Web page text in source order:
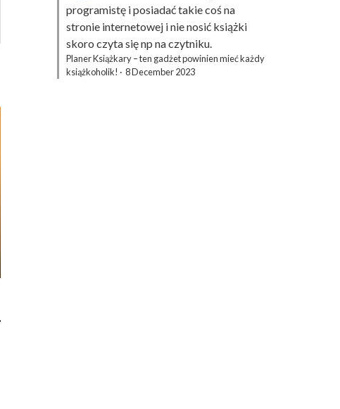
programistę i posiadać takie coś na
stronie internetowej i nie nosić książki
skoro czyta się np na czytniku.
Planer Książkary – ten gadżet powinien mieć każdy
książkoholik! · 8 December 2023